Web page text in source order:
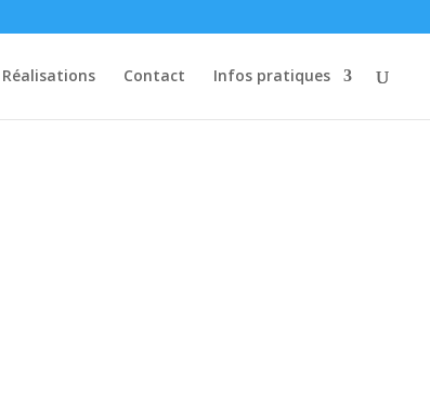
Réalisations Contact Infos pratiques